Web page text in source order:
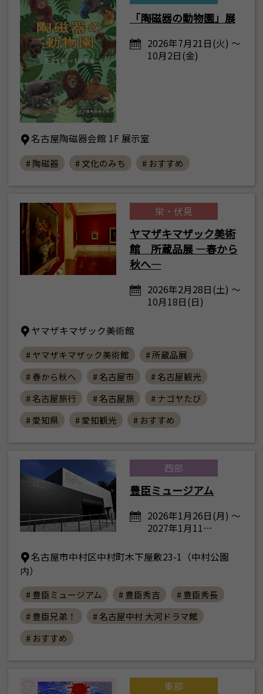
「陶磁器の動物園」展
2026年7月21日(火) ～
10月2日(金)
名古屋陶磁器会館 1F 展示室
# 陶磁器 # 文化のみち # おすすめ
栄・伏見
ヤマザキマザック美術
館 所蔵品展 ―春から
秋へ―
2026年2月28日(土) ～
10月18日(日)
ヤマザキマザック美術館
# ヤマザキマザック美術館
# 所蔵品展
# 春から秋へ
# 名古屋市
# 名古屋観光
# 名古屋旅行
# 名古屋旅
# ナゴヤたび
# 愛知県
# 愛知観光 # おすすめ
西部
豊臣ミュージアム
2026年1月26日(月) ～
2027年1月11…
名古屋市中村区中村町木下屋敷23-1（中村公園
内）
# 豊臣ミュージアム # 豊臣秀吉
# 豊臣秀長
# 豊臣兄弟！
# 名古屋中村 大河ドラマ館
# おすすめ
東部